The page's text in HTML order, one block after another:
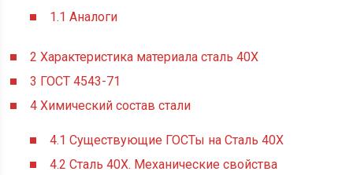
1.1 Аналоги
2 Характеристика материала сталь 40Х
3 ГОСТ 4543-71
4 Химический состав стали
4.1 Существующие ГОСТы на Сталь 40Х
4.2 Сталь 40Х. Механические свойства